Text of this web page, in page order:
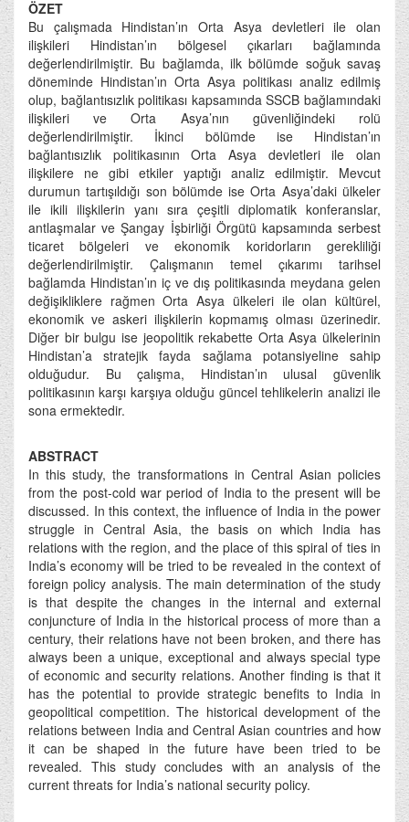
ÖZET
Bu çalışmada Hindistan’ın Orta Asya devletleri ile olan
ilişkileri Hindistan’ın bölgesel çıkarları bağlamında
değerlendirilmiştir. Bu bağlamda, ilk bölümde soğuk savaş
döneminde Hindistan’ın Orta Asya politikası analiz edilmiş
olup, bağlantısızlık politikası kapsamında SSCB bağlamındaki
ilişkileri ve Orta Asya’nın güvenliğindeki rolü
değerlendirilmiştir. İkinci bölümde ise Hindistan’ın
bağlantısızlık politikasının Orta Asya devletleri ile olan
ilişkilere ne gibi etkiler yaptığı analiz edilmiştir. Mevcut
durumun tartışıldığı son bölümde ise Orta Asya’daki ülkeler
ile ikili ilişkilerin yanı sıra çeşitli diplomatik konferanslar,
antlaşmalar ve Şangay İşbirliği Örgütü kapsamında serbest
ticaret bölgeleri ve ekonomik koridorların gerekliliği
değerlendirilmiştir. Çalışmanın temel çıkarımı tarihsel
bağlamda Hindistan’ın iç ve dış politikasında meydana gelen
değişikliklere rağmen Orta Asya ülkeleri ile olan kültürel,
ekonomik ve askeri ilişkilerin kopmamış olması üzerinedir.
Diğer bir bulgu ise jeopolitik rekabette Orta Asya ülkelerinin
Hindistan’a stratejik fayda sağlama potansiyeline sahip
olduğudur. Bu çalışma, Hindistan’ın ulusal güvenlik
politikasının karşı karşıya olduğu güncel tehlikelerin analizi ile
sona ermektedir.
ABSTRACT
In this study, the transformations in Central Asian policies
from the post-cold war period of India to the present will be
discussed. In this context, the influence of India in the power
struggle in Central Asia, the basis on which India has
relations with the region, and the place of this spiral of ties in
India’s economy will be tried to be revealed in the context of
foreign policy analysis. The main determination of the study
is that despite the changes in the internal and external
conjuncture of India in the historical process of more than a
century, their relations have not been broken, and there has
always been a unique, exceptional and always special type
of economic and security relations. Another finding is that it
has the potential to provide strategic benefits to India in
geopolitical competition. The historical development of the
relations between India and Central Asian countries and how
it can be shaped in the future have been tried to be
revealed. This study concludes with an analysis of the
current threats for India’s national security policy.